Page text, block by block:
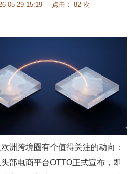
05-29 15:19 点击： 82 次
跨境圈有个值得关注的动向：
部电商平台OTTO正式宣布，即